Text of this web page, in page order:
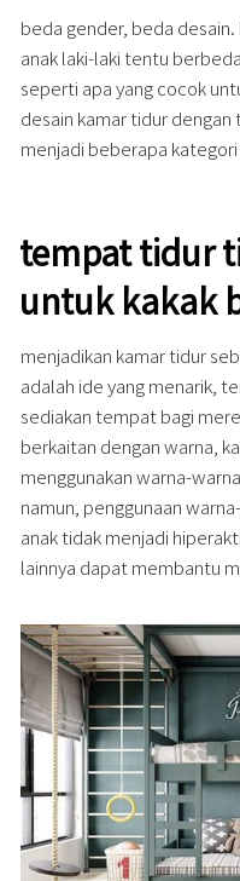
beda gender, beda
anak laki-laki tentu
seperti apa yang cocok
desain kamar tidur
menjadi beberapa
tempat tidur
untuk kakak
menjadikan kamar tidur
adalah ide yang menarik,
sediakan tempat bagi
berkaitan dengan warna,
menggunakan warna-
namun, penggunaan
anak tidak menjadi
lainnya dapat membantu